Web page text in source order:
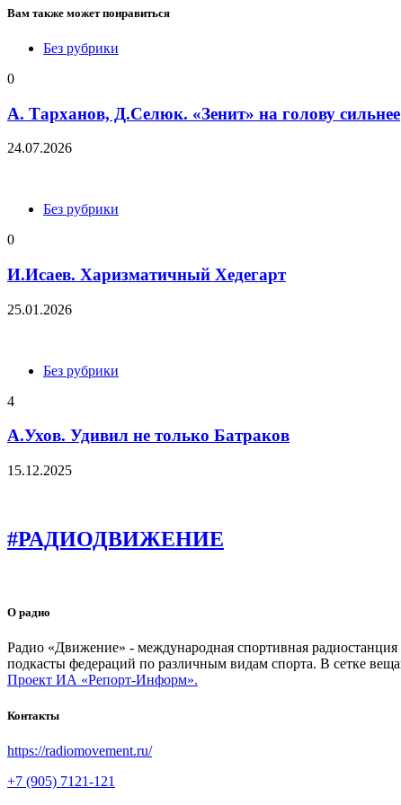
Вам также может понравиться
Без рубрики
0
А. Тарханов, Д.Селюк. «Зенит» на голову сильнее
24.07.2026
Без рубрики
0
И.Исаев. Харизматичный Хедегарт
25.01.2026
Без рубрики
4
А.Ухов. Удивил не только Батраков
15.12.2025
#РАДИОДВИЖЕНИЕ
О радио
Радио «Движение» - международная спортивная
подкасты федераций по различным видам спорта. В сетке
Проект ИА «Репорт-Информ».
Контакты
https://radiomovement.ru/
+7 (905) 7121-121